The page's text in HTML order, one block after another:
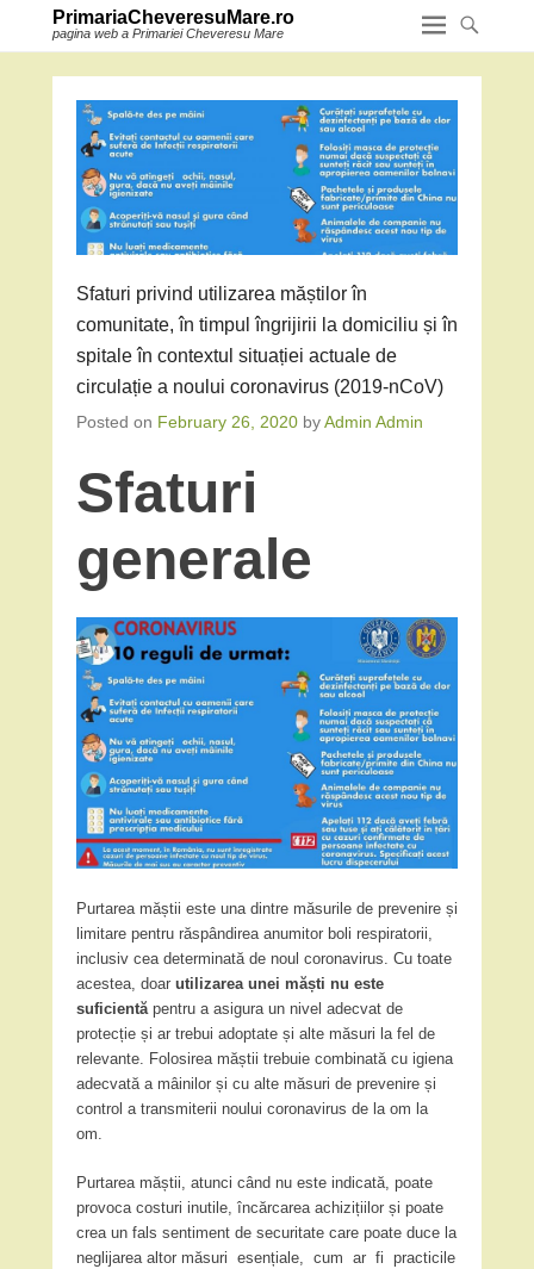
PrimariaCheveresuMare.ro
pagina web a Primariei Cheveresu Mare
Sfaturi privind utilizarea măștilor în
comunitate, în timpul îngrijirii la domiciliu și în
spitale în contextul situației actuale de
circulație a noului coronavirus (2019-nCoV)
Posted on February 26, 2020 byAdmin Admin
Sfaturi
generale
Purtarea măștii este una dintre măsurile de prevenire și
limitare pentru răspândirea anumitor boli respiratorii,
inclusiv cea determinată de noul coronavirus. Cu toate
acestea, doar utilizarea unei măști nu este
suficientă pentru a asigura un nivel adecvat de
protecție și ar trebui adoptate și alte măsuri la fel de
relevante. Folosirea măștii trebuie combinată cu igiena
adecvată a mâinilor și cu alte măsuri de prevenire și
control a transmiterii noului coronavirus de la om la
om.
Purtarea măștii, atunci când nu este indicată, poate
provoca costuri inutile, încărcarea achizițiilor și poate
crea un fals sentiment de securitate care poate duce la
neglijarea altor măsuri esențiale, cum ar fi practicile